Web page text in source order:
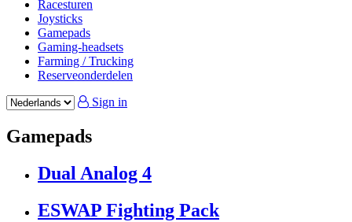
Racesturen
Joysticks
Gamepads
Gaming-headsets
Farming / Trucking
Reserveonderdelen
Sign in
Gamepads
Dual Analog 4
ESWAP Fighting Pack